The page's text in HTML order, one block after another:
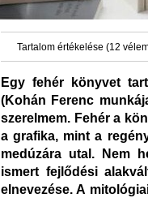
Tartalom értékelése (12
Egy fehér könyvet
(Kohán Ferenc
szerelmem. Fehér a
a grafika, mint a
medúzára utal. Nem
ismert fejlődési
elnevezése. A